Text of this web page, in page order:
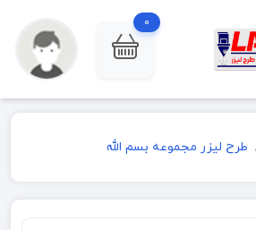
0
طرح لیزر مجموعه بسم الله